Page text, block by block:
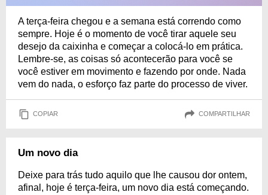
A terça-feira chegou e a semana está correndo como
sempre. Hoje é o momento de você tirar aquele seu
desejo da caixinha e começar a colocá-lo em prática.
Lembre-se, as coisas só acontecerão para você se
você estiver em movimento e fazendo por onde. Nada
vem do nada, o esforço faz parte do processo de viver.
COPIAR COMPARTILHAR
Um novo dia
Deixe para trás tudo aquilo que lhe causou dor ontem,
afinal, hoje é terça-feira, um novo dia está começando.